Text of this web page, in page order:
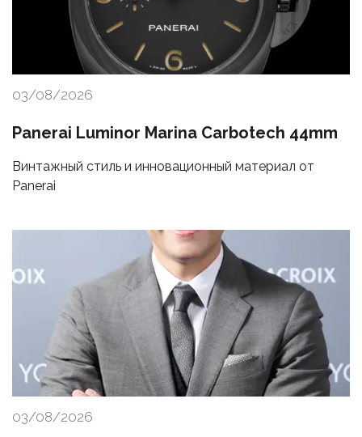
03/08/2026
Panerai Luminor Marina Carbotech 44mm
Винтажный стиль и инновационный материал от
Panerai
03/08/2026